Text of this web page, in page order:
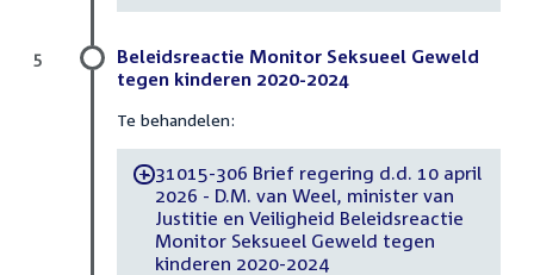
Beleidsreactie Monitor Seksueel Geweld
tegen kinderen 2020-2024
Te behandelen:
-31015-306 Brief regering d.d. 10 april
2026 - D.M. van Weel, minister van
Justitie en Veiligheid Beleidsreactie
Monitor Seksueel Geweld tegen
kinderen 2020-2024
5